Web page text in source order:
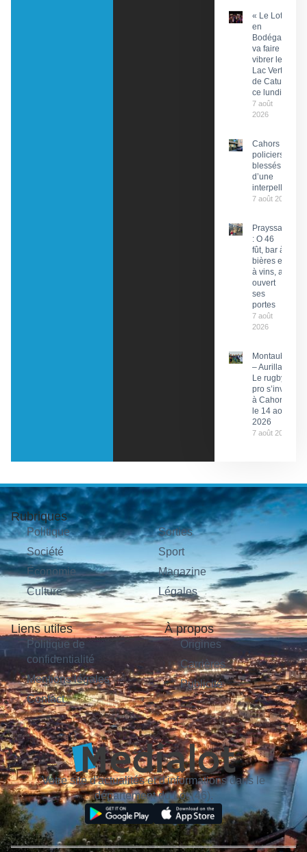
« Le Lot
en
Bodéga »
va faire
vibrer le
Lac Vert
de Catus
ce lundi
7 août
2026
Cahors : Des
policiers
blessés lors
d’une
interpellation
7 août 2026
Prayssac
: O 46
fût, bar à
bières et
à vins, a
ouvert
ses
portes
7 août
2026
Montauban
– Aurillac :
Le rugby
pro s’invite
à Cahors
le 14 août
2026
7 août 2026
Rubriques
Politique
Société
Économie
Culture
Sorties
Sport
Magazine
Légales
Liens utiles
Politique de
confidentialité
Mentions légales
Contact
À propos
Origines
Carrières
Publicité
Votre site d'actualités et d'informations dans le
département du Lot (46).